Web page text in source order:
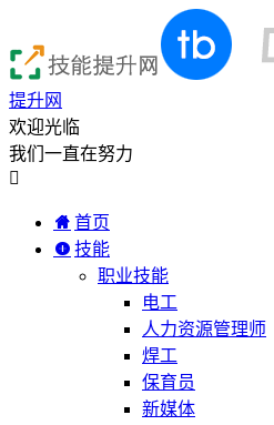
提升网
欢迎光临
我们一直在努力

首页
技能
职业技能
电工
人力资源管理师
焊工
保育员
新媒体